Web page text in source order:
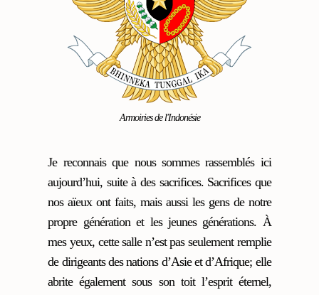
Armoiries de l'Indonésie
Je reconnais que nous sommes rassemblés ici
aujourd’hui, suite à des sacrifices. Sacrifices que
nos aïeux ont faits, mais aussi les gens de notre
propre génération et les jeunes générations. À
mes yeux, cette salle n’est pas seulement remplie
de dirigeants des nations d’Asie et d’Afrique; elle
abrite également sous son toit l’esprit éternel,